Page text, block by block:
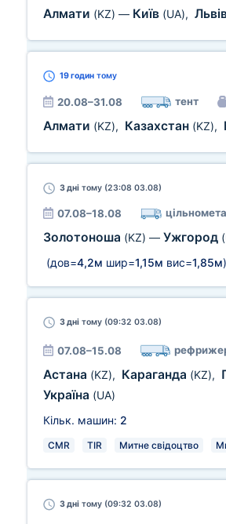
Алмати (KZ) — Київ (UA),
19 годин тому
20.08–31.08 тент
Алмати (KZ), Казахстан (KZ),
3 дні тому (23:08 03.08)
07.08–18.08
Золотоноша (KZ) — Ужгород
(дов=4,2м шир=1,15м вис=1,85м)
3 дні тому (09:32 03.08)
07.08–15.08
Астана (KZ), Караганда (KZ),
Україна (UA)
Кільк. машин: 2
CMR TIR Митне свідоцтво
3 дні тому (09:32 03.08)